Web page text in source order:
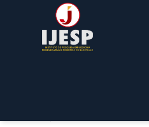
Valor
Paraíso - SP
A artroplastia de joelho é
parcial ou total da